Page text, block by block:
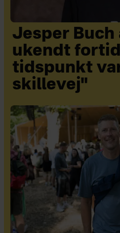
Jesper Buch
ukendt
tidspunkt
skillevej"